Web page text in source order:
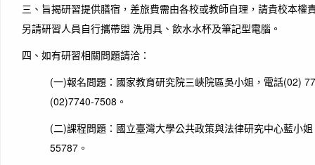
三、旨揭研習提供膳宿，差旅費需由各校或教師自理，請貴校本權
另請研習人員自行攜帶盥 洗用具、飲水水杯及筆記型電腦。
四、如有研習相關問題請洽：
(一)報名問題：國家教育研究院三峽院區吳小姐，電話(02)
(02)7740-7508。
(二)課程問題：國立臺灣大學公共政策與法律研究中心藍小
55787。